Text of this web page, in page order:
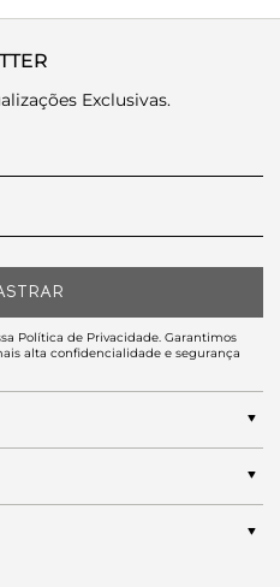
Exclusivas.
Política de Privacidade. Garantimos
alta confidencialidade e segurança